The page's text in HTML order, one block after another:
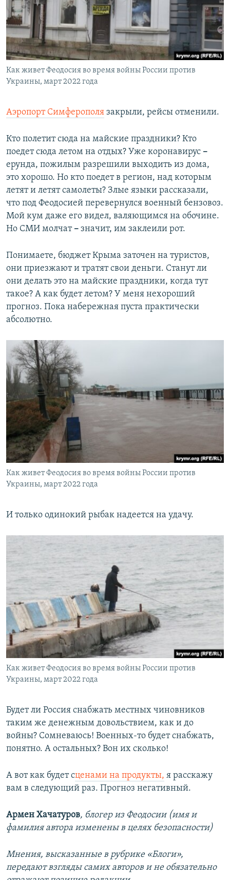
Как живет Феодосия во время войны России против
Украины, март 2022 года
Аэропорт Симферополя закрыли, рейсы отменили.
Кто полетит сюда на майские праздники? Кто
поедет сюда летом на отдых? Уже коронавирус –
ерунда, пожилым разрешили выходить из дома,
это хорошо. Но кто поедет в регион, над которым
летят и летят самолеты? Злые языки рассказали,
что под Феодосией перевернулся военный бензовоз.
Мой кум даже его видел, валяющимся на обочине.
Но СМИ молчат – значит, им заклеили рот.
Понимаете, бюджет Крыма заточен на туристов,
они приезжают и тратят свои деньги. Станут ли
они делать это на майские праздники, когда тут
такое? А как будет летом? У меня нехороший
прогноз. Пока набережная пуста практически
абсолютно.
Как живет Феодосия во время войны России против
Украины, март 2022 года
И только одинокий рыбак надеется на удачу.
Как живет Феодосия во время войны России против
Украины, март 2022 года
Будет ли Россия снабжать местных чиновников
таким же денежным довольствием, как и до
войны? Сомневаюсь! Военных-то будет снабжать,
понятно. А остальных? Вон их сколько!
А вот как будет сценами на продукты, я расскажу
вам в следующий раз. Прогноз негативный.
Армен Хачатуров, блогер из Феодосии (имя и
фамилия автора изменены в целях безопасности)
Мнения, высказанные в рубрике «Блоги»,
передают взгляды самих авторов и не обязательно